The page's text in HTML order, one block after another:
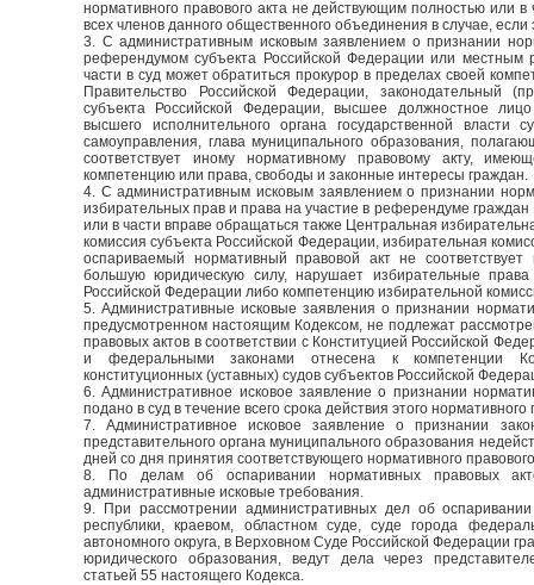
нормативного правового акта не действующим полностью или
всех членов данного общественного объединения в случае,
3. С административным исковым заявлением о признании
референдумом субъекта Российской Федерации или
части в суд может обратиться прокурор в пределах своей
Правительство Российской Федерации, законодательный
субъекта Российской Федерации, высшее должностное
высшего исполнительного органа государственной власти
самоуправления, глава муниципального образования,
соответствует иному нормативному правовому акту,
компетенцию или права, свободы и законные интересы граждан.
4. С административным исковым заявлением о признании
избирательных прав и права на участие в референдуме
или в части вправе обращаться также Центральная
комиссия субъекта Российской Федерации, избирательная
оспариваемый нормативный правовой акт не
большую юридическую силу, нарушает избирательные
Российской Федерации либо компетенцию избирательной
5. Административные исковые заявления о признании
предусмотренном настоящим Кодексом, не подлежат
правовых актов в соответствии с Конституцией Российской
и федеральными законами отнесена к компетенции
конституционных (уставных) судов субъектов Российской
6. Административное исковое заявление о признании
подано в суд в течение всего срока действия этого нормативного
7. Административное исковое заявление о признании
представительного органа муниципального образования
дней со дня принятия соответствующего нормативного
8. По делам об оспаривании нормативных правовых
административные исковые требования.
9. При рассмотрении административных дел об
республики, краевом, областном суде, суде города
автономного округа, в Верховном Суде Российской Федерации
юридического образования, ведут дела через
статьей 55 настоящего Кодекса.